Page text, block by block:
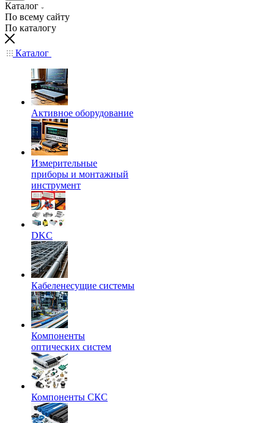
Каталог
По всему сайту
По каталогу
Каталог
Активное оборудование
Измерительные
приборы и монтажный
инструмент
DKC
Кабеленесущие системы
Компоненты
оптических систем
Компоненты СКС